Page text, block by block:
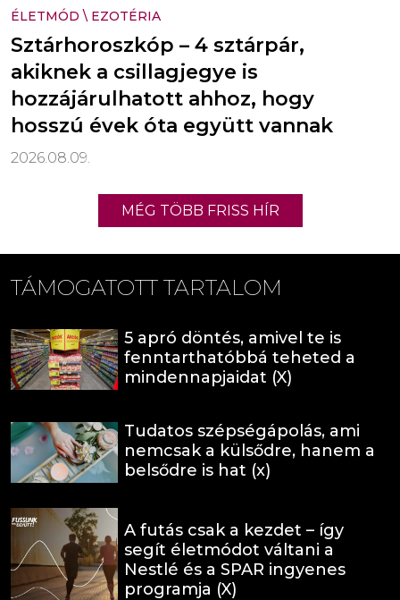
ÉLETMÓD \ EZOTÉRIA
Sztárhoroszkóp – 4 sztárpár,
akiknek a csillagjegye is
hozzájárulhatott ahhoz, hogy
hosszú évek óta együtt vannak
2026.08.09.
MÉG TÖBB FRISS HÍR
TÁMOGATOTT TARTALOM
5 apró döntés, amivel te is
fenntarthatóbbá teheted a
mindennapjaidat (X)
Tudatos szépségápolás, ami
nemcsak a külsődre, hanem a
belsődre is hat (x)
A futás csak a kezdet – így
segít életmódot váltani a
Nestlé és a SPAR ingyenes
programja (X)